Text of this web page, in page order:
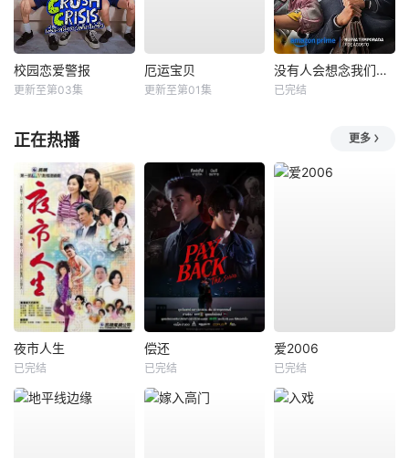
校园恋爱警报
更新至第03集
厄运宝贝
更新至第01集
没有人会想念我们第二季
已完结
正在热播 更多
夜市人生
已完结
偿还
已完结
爱2006
已完结